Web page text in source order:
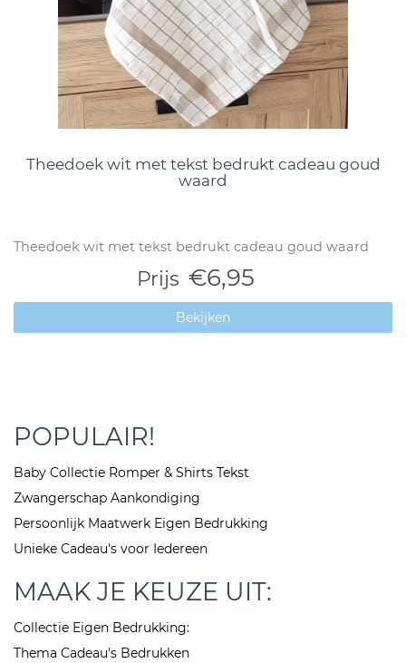
Theedoek wit met tekst bedrukt cadeau goud
waard
Theedoek wit met tekst bedrukt cadeau goud waard
Prijs €6,95
Bekijken
POPULAIR!
Baby Collectie Romper & Shirts Tekst
Zwangerschap Aankondiging
Persoonlijk Maatwerk Eigen Bedrukking
Unieke Cadeau's voor Iedereen
MAAK JE KEUZE UIT:
Collectie Eigen Bedrukking:
Thema Cadeau's Bedrukken